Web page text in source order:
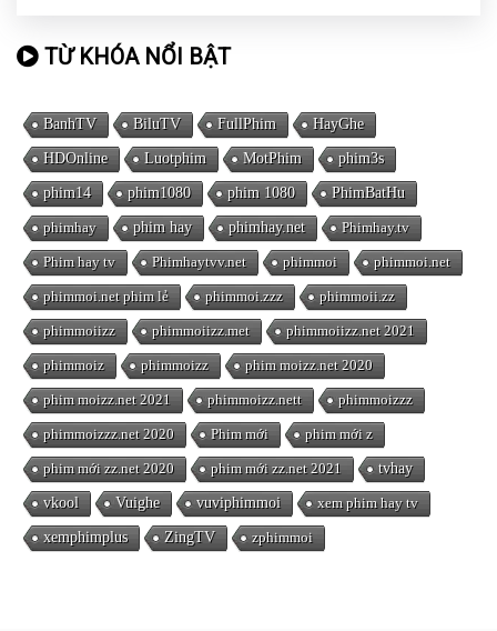
TỪ KHÓA NỔI BẬT
BanhTV BiluTV FullPhim HayGhe
HDOnline Luotphim MotPhim phim3s
phim14 phim1080 phim 1080 PhimBatHu
phimhay phim hay phimhay.net Phimhay.tv
Phim hay tv Phimhaytvv.net phimmoi phimmoi.net
phimmoi.net phim lẻ phimmoi.zzz phimmoii.zz
phimmoiizz phimmoiizz.met phimmoiizz.net 2021
phimmoiz phimmoizz phim moizz.net 2020
phim moizz.net 2021 phimmoizz.nett phimmoizzz
phimmoizzz.net 2020 Phim mới phim mới z
phim mới zz.net 2020 phim mới zz.net 2021 tvhay
vkool Vuighe vuviphimmoi xem phim hay tv
xemphimplus ZingTV zphimmoi